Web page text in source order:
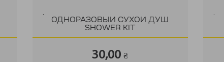
.
ОДНОРАЗОВЫЙ СУХОЙ ДУШ
SHOWER KIT
30,00₴
.